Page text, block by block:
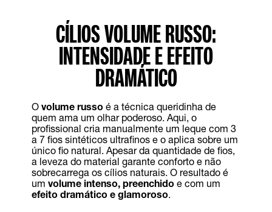
CÍLIOS VOLUME RUSSO:
INTENSIDADE E EFEITO
DRAMÁTICO
O volume russoé a técnica queridinha de
quem ama um olhar poderoso. Aqui, o
profissional cria manualmente um leque com 3
a 7 fios sintéticos ultrafinos e o aplica sobre um
único fio natural. Apesar da quantidade de fios,
a leveza do material garante conforto e não
sobrecarrega os cílios naturais. O resultado é
um volume intenso, preenchidoe com um
efeito dramático e glamoroso.